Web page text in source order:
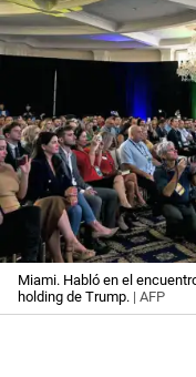
Miami. Habló en el
holding de Trump. | AFP